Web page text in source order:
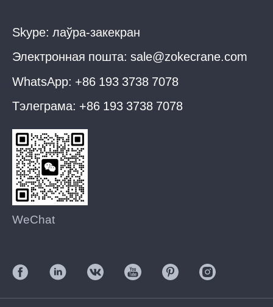
Skype: лаўра-закекран
Электронная пошта: sale@zokecrane.com
WhatsApp: +86 193 3738 7078
Тэлеграма: +86 193 3738 7078
WeChat